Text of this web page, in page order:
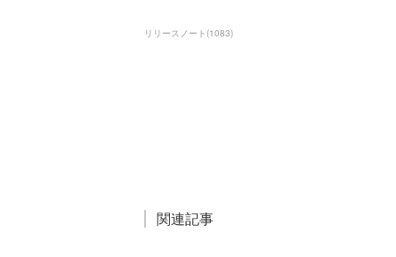
リリースノート (1083)
関連記事